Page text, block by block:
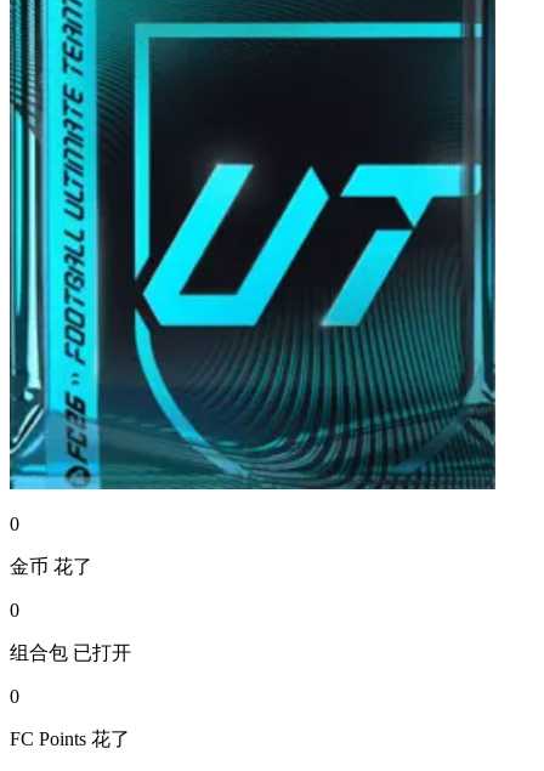
0
金币 花了
0
组合包 已打开
0
FC Points 花了